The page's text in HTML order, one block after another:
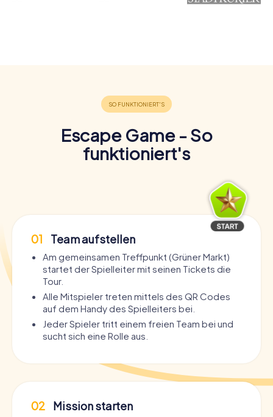
Escape Game - So
funktioniert's
01 Team aufstellen
Am gemeinsamen Treffpunkt (Grüner Markt)
startet der Spielleiter mit seinen Tickets die
Tour.
Alle Mitspieler treten mittels des QR Codes
auf dem Handy des Spielleiters bei.
Jeder Spieler tritt einem freien Team bei und
sucht sich eine Rolle aus.
02 Mission starten